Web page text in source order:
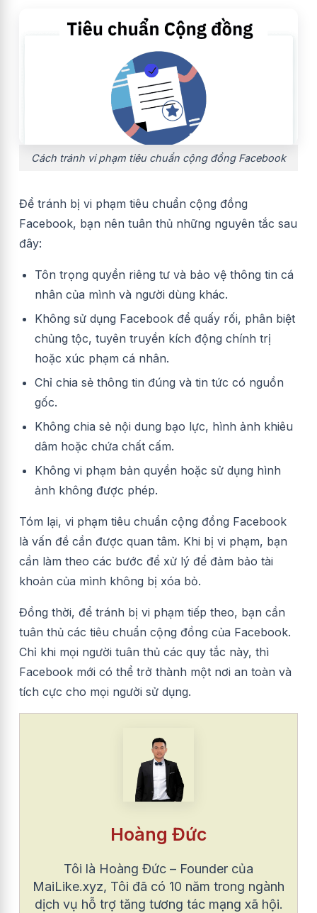
Cách tránh vi phạm tiêu chuẩn cộng đồng Facebook
Để tránh bị vi phạm tiêu chuẩn cộng đồng
Facebook, bạn nên tuân thủ những nguyên tắc sau
đây:
Tôn trọng quyền riêng tư và bảo vệ thông tin cá
nhân của mình và người dùng khác.
Không sử dụng Facebook để quấy rối, phân biệt
chủng tộc, tuyên truyền kích động chính trị
hoặc xúc phạm cá nhân.
Chỉ chia sẻ thông tin đúng và tin tức có nguồn
gốc.
Không chia sẻ nội dung bạo lực, hình ảnh khiêu
dâm hoặc chứa chất cấm.
Không vi phạm bản quyền hoặc sử dụng hình
ảnh không được phép.
Tóm lại, vi phạm tiêu chuẩn cộng đồng Facebook
là vấn đề cần được quan tâm. Khi bị vi phạm, bạn
cần làm theo các bước để xử lý để đảm bảo tài
khoản của mình không bị xóa bỏ.
Đồng thời, để tránh bị vi phạm tiếp theo, bạn cần
tuân thủ các tiêu chuẩn cộng đồng của Facebook.
Chỉ khi mọi người tuân thủ các quy tắc này, thì
Facebook mới có thể trở thành một nơi an toàn và
tích cực cho mọi người sử dụng.
Hoàng Đức
Tôi là Hoàng Đức – Founder của
MaiLike.xyz, Tôi đã có 10 năm trong ngành
dịch vụ hỗ trợ tăng tương tác mạng xã hội.